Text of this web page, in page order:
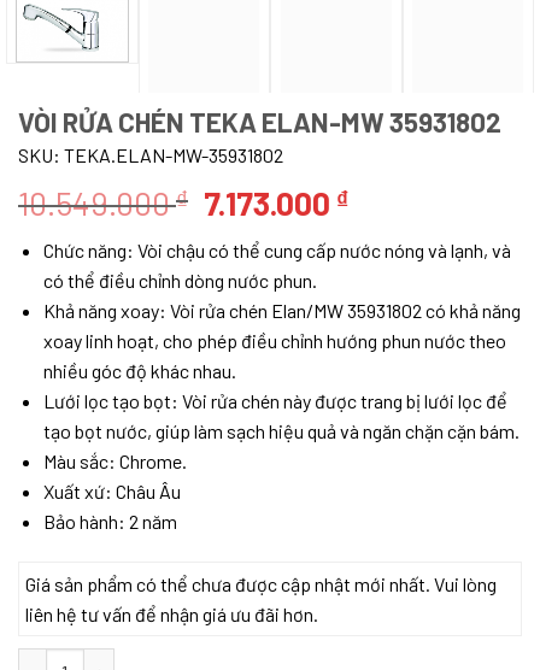
VÒI RỬA CHÉN TEKA ELAN-MW 35931802
SKU: TEKA.ELAN-MW-35931802
10.549.000₫ Giá
gốc
là:
10.549.000 ₫.
7.173.000 ₫Giá
hiện
tại
là:
7.173.000 ₫.
Chức năng: Vòi chậu có thể cung cấp nước nóng và lạnh, và
có thể điều chỉnh dòng nước phun.
Khả năng xoay: Vòi rửa chén Elan/MW 35931802 có khả năng
xoay linh hoạt, cho phép điều chỉnh hướng phun nước theo
nhiều góc độ khác nhau.
Lưới lọc tạo bọt: Vòi rửa chén này được trang bị lưới lọc để
tạo bọt nước, giúp làm sạch hiệu quả và ngăn chặn cặn bám.
Màu sắc: Chrome.
Xuất xứ: Châu Âu
Bảo hành: 2 năm
Giá sản phẩm có thể chưa được cập nhật mới nhất. Vui lòng
liên hệ tư vấn để nhận giá ưu đãi hơn.